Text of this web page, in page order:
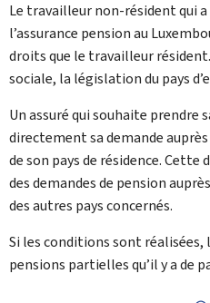
Le travailleur non-résident qui
l’assurance pension au
droits que le travailleur
sociale, la législation du pays
Un assuré qui souhaite prendre
directement sa demande
de son pays de résidence. Cette
des demandes de pension
des autres pays concernés.
Si les conditions sont réalisées,
pensions partielles qu’il y a de